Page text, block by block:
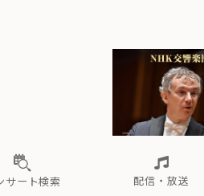
サート検索 配信・放送
Aからの眺望